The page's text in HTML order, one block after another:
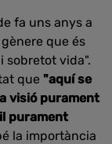
fa uns anys a
que és
sobretot vida".
que "aquí se
visió purament
purament
la importància